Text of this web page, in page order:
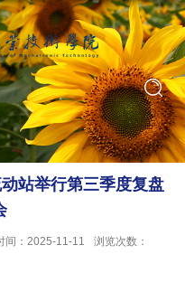
站举行第三季度复盘
间：2025-11-11
浏览次数：